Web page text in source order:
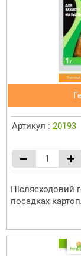
Артикул : 20193
Післясходовий
посадках